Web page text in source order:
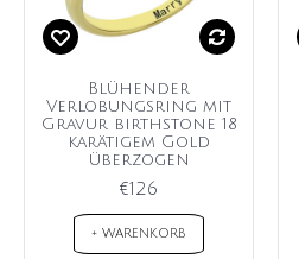
Blühender
Verlobungsring mit
Gravur birthstone 18
karätigem Gold
überzogen
€126
+ WARENKORB